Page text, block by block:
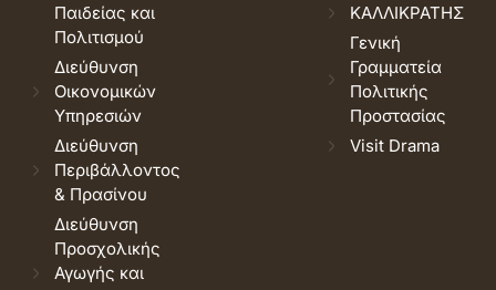
Παιδείας και
Πολιτισμού
Διεύθυνση
Οικονομικών
Υπηρεσιών
Διεύθυνση
Περιβάλλοντος
& Πρασίνου
Διεύθυνση
Προσχολικής
Αγωγής και
ΚΑΛΛΙΚΡΑΤΗΣ
Γενική
Γραμματεία
Πολιτικής
Προστασίας
Visit Drama